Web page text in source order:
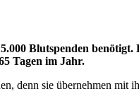
Blutspenden
Tagen im Jahr.
denn sie übernehmen